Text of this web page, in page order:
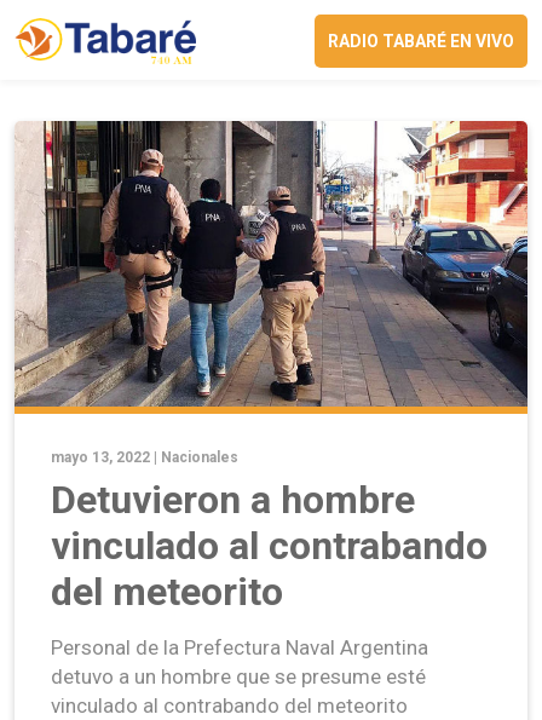
RADIO TABARÉ EN VIVO
mayo 13, 2022 | Nacionales
Detuvieron a hombre
vinculado al contrabando
del meteorito
Personal de la Prefectura Naval Argentina
detuvo a un hombre que se presume esté
vinculado al contrabando del meteorito